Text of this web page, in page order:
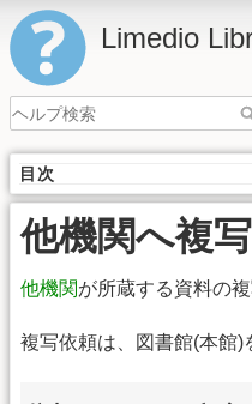
Limedio
目次
他機関へ複
他機関が所蔵する資料の
複写依頼は、図書館(本館)